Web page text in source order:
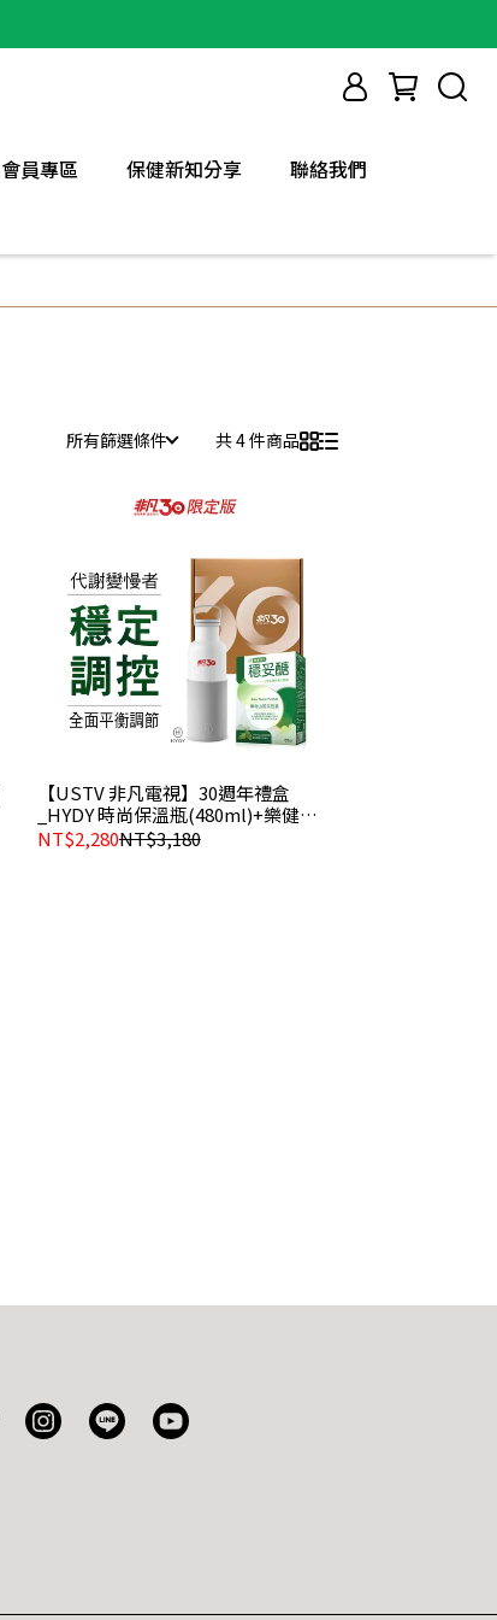
會員專區 保健新知分享 聯絡我們
所有篩選條件 共 4 件商品
【USTV 非凡電視】30週年禮盒
_HYDY 時尚保溫瓶(480ml)+樂健非
凡穩妥醣(60粒/盒)
NT$2,280NT$3,180